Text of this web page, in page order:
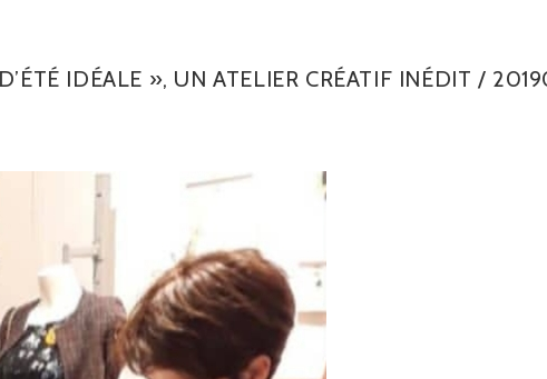
IDÉALE », UN ATELIER CRÉATIF INÉDIT /